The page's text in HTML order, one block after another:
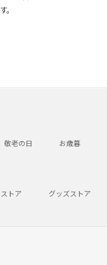
敬老の日 お歳暮
トア グッズストア